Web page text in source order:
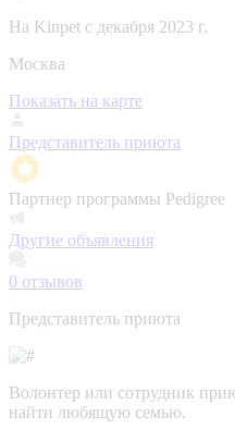
На Kinpet c декабря 2023 г.
Москва
Показать на карте
Представитель приюта
Партнер программы Pedigree
Другие объявления
0 отзывов
Представитель приюта
Волонтер или сотрудник
найти любящую семью.